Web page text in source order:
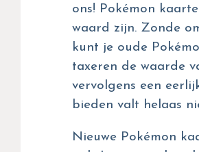
ons! Pokémon
waard zijn. Zonde
kunt je oude
taxeren de waarde
vervolgens een
bieden valt helaas
Nieuwe Pokémon